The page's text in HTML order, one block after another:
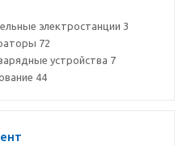
электростанции 3
72
устройства 7
44